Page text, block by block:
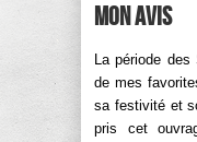
Mon avis
La période des
de mes
sa festivité et
pris cet